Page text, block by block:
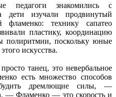
педагоги знакомились с
дети изучали продвинутый
технику сапатео
пластику, координацию
полиритмии, поскольку юные
искусства.
танец, это невербальное
есть множество способов
дремлющие силы, —
— Фламенко — это скорость и